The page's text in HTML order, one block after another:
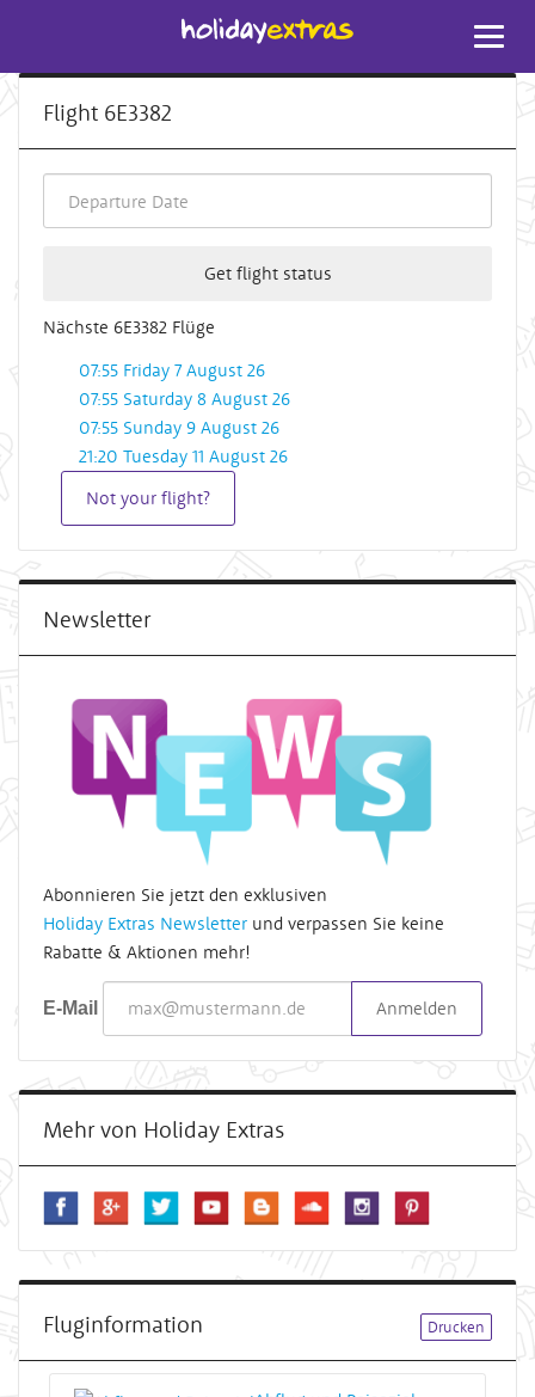
Flight 6E3382
Get flight status
Nächste 6E3382 Flüge
07:55 Friday 7 August 26
07:55 Saturday 8 August 26
07:55 Sunday 9 August 26
21:20 Tuesday 11 August 26
Not your flight?
Newsletter
Abonnieren Sie jetzt den exklusiven
Holiday Extras Newsletter und verpassen Sie keine
Rabatte & Aktionen mehr!
E-Mail Anmelden
Mehr von Holiday Extras
Fluginformation Drucken